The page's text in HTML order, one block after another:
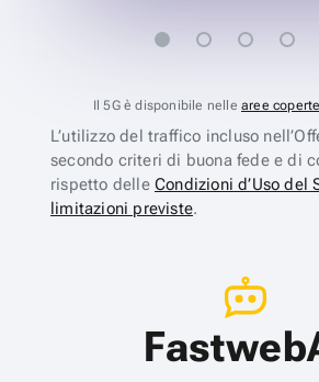
Il 5G è disponibile nelle aree
L’utilizzo del traffico incluso
secondo criteri di buona fede e di
rispetto delle Condizioni d’Uso del
limitazioni previste.